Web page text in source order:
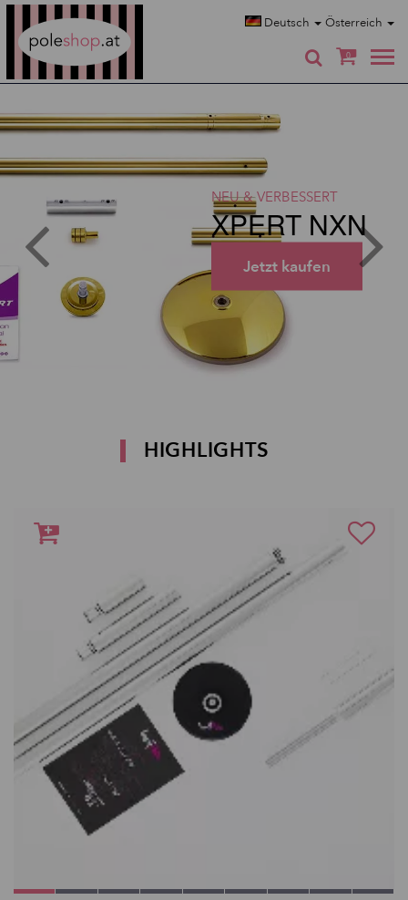
Deutsch Österreich
0
NEU & VERBESSERT
XPERT NXN
Jetzt kaufen
HIGHLIGHTS